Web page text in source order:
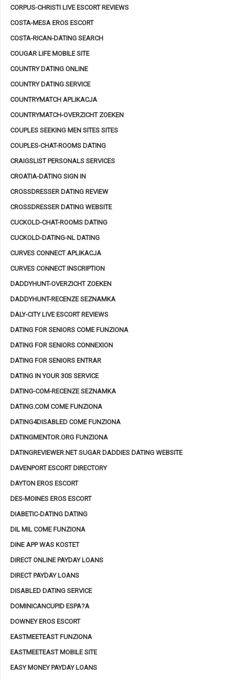
CORPUS-CHRISTI LIVE ESCORT REVIEWS
COSTA-MESA EROS ESCORT
COSTA-RICAN-DATING SEARCH
COUGAR LIFE MOBILE SITE
COUNTRY DATING ONLINE
COUNTRY DATING SERVICE
COUNTRYMATCH APLIKACJA
COUNTRYMATCH-OVERZICHT ZOEKEN
COUPLES SEEKING MEN SITES SITES
COUPLES-CHAT-ROOMS DATING
CRAIGSLIST PERSONALS SERVICES
CROATIA-DATING SIGN IN
CROSSDRESSER DATING REVIEW
CROSSDRESSER DATING WEBSITE
CUCKOLD-CHAT-ROOMS DATING
CUCKOLD-DATING-NL DATING
CURVES CONNECT APLIKACJA
CURVES CONNECT INSCRIPTION
DADDYHUNT-OVERZICHT ZOEKEN
DADDYHUNT-RECENZE SEZNAMKA
DALY-CITY LIVE ESCORT REVIEWS
DATING FOR SENIORS COME FUNZIONA
DATING FOR SENIORS CONNEXION
DATING FOR SENIORS ENTRAR
DATING IN YOUR 30S SERVICE
DATING-COM-RECENZE SEZNAMKA
DATING.COM COME FUNZIONA
DATING4DISABLED COME FUNZIONA
DATINGMENTOR.ORG FUNZIONA
DATINGREVIEWER.NET SUGAR DADDIES DATING WEBSITE
DAVENPORT ESCORT DIRECTORY
DAYTON EROS ESCORT
DES-MOINES EROS ESCORT
DIABETIC-DATING DATING
DIL MIL COME FUNZIONA
DINE APP WAS KOSTET
DIRECT ONLINE PAYDAY LOANS
DIRECT PAYDAY LOANS
DISABLED DATING SERVICE
DOMINICANCUPID ESPA?A
DOWNEY EROS ESCORT
EASTMEETEAST FUNZIONA
EASTMEETEAST MOBILE SITE
EASY MONEY PAYDAY LOANS